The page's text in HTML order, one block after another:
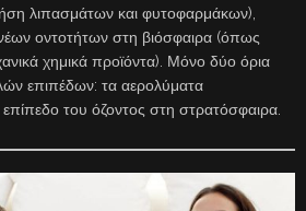
λιπασμάτων και φυτοφαρμάκων),
οντοτήτων στη βιόσφαιρα (όπως
χημικά προϊόντα). Μόνο δύο όρια
επιπέδων: τα αερολύματα
επίπεδο του όζοντος στη στρατόσφαιρα.